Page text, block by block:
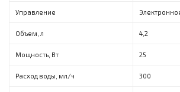
Управление
Объем, л 4,2
Мощность, Вт 25
Расход воды, мл/ч 300